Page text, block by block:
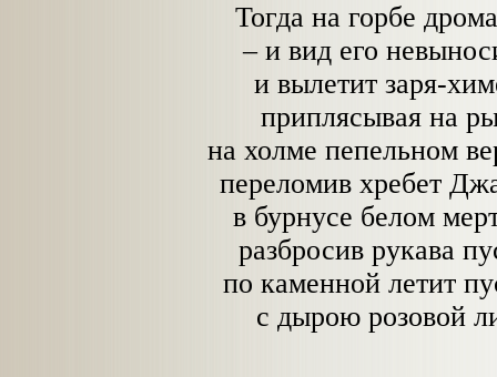
Тогда на горбе
– и вид его
и вылетит заря-
приплясывая на
на холме пепельном
переломив хребет
в бурнусе белом
разбросив рукава
по каменной летит
с дырою розовой